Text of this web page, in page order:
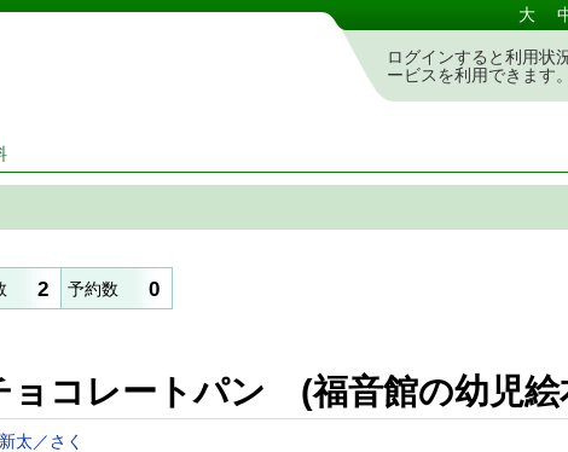
索・予約システム 大
ログインすると利用状
ービスを利用できます。
2 予約数 0
ョコレートパン (福音館の幼児絵
太／さく